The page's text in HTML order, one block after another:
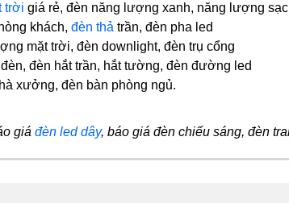
trời giá rẻ, đèn năng lượng xanh, năng lượng
khách, đèn thả trần, đèn pha led
mặt trời, đèn downlight, đèn trụ cổng
đèn hắt trần, hắt tường, đèn đường led
xưởng, đèn bàn phòng ngủ.
giá đèn led dây, báo giá đèn chiếu sáng, đèn